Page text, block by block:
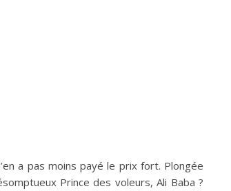
a pas moins payé le prix fort. Plongée
Prince des voleurs, Ali Baba ?